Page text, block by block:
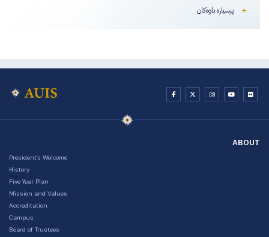
پرسیارە باوەکان
ABOUT
President's Welcome
History
Five Year Plan
Mission and Values
Accreditation
Campus
Board of Trustees